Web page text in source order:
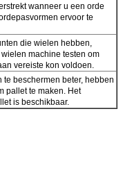
wanneer u een orde
ervoor te
die wielen hebben,
machine testen om
vereiste kon voldoen.
beschermen beter, hebben
pallet te maken. Het
is beschikbaar.